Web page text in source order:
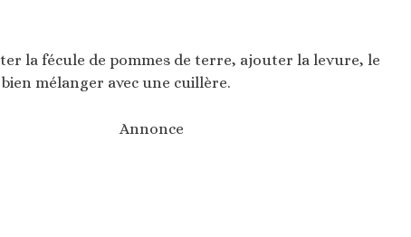
la fécule de pommes de terre, ajouter la levure, le
mélanger avec une cuillère.
Annonce